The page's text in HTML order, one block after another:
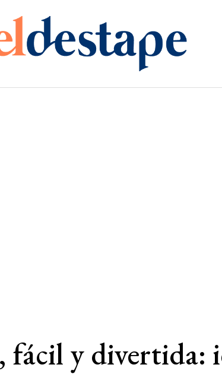
y divertida: